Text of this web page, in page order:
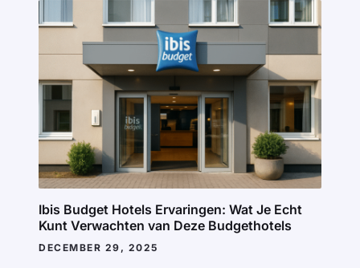
Ibis Budget Hotels Ervaringen: Wat Je Echt
Kunt Verwachten van Deze Budgethotels
DECEMBER 29, 2025